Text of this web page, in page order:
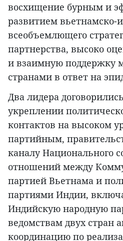
восхищение бурным и
развитием вьетнамско-
всеобъемлющего
партнерства, высоко
и взаимную поддержку
странами в ответ на
Два лидера
укреплении
контактов на высоком
партийным,
каналу Национального
отношений между
партией Вьетнама и
партиями Индии,
Индийскую народную
ведомствам двух стран
координацию по